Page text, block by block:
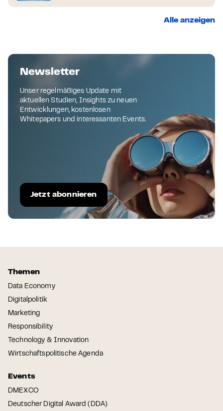
Alle anzeigen
Newsletter
Unser regelmäßiges Update mit
aktuellen Studien, Insights zu neuen
Entwicklungen, kostenlosen
Whitepapers und interessanten Events.
Jetzt abonnieren
Themen
Data Economy
Digitalpolitik
Marketing
Responsibility
Technology & Innovation
Wirtschaftspolitische Agenda
Events
DMEXCO
Deutscher Digital Award (DDA)